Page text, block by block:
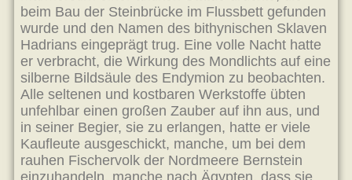
beim Bau der Steinbrücke im Flussbett gefunden
wurde und den Namen des bithynischen Sklaven
Hadrians eingeprägt trug. Eine volle Nacht hatte
er verbracht, die Wirkung des Mondlichts auf eine
silberne Bildsäule des Endymion zu beobachten.
Alle seltenen und kostbaren Werkstoffe übten
unfehlbar einen großen Zauber auf ihn aus, und
in seiner Begier, sie zu erlangen, hatte er viele
Kaufleute ausgeschickt, manche, um bei dem
rauhen Fischervolk der Nordmeere Bernstein
einzuhandeln, manche nach Ägypten, dass sie